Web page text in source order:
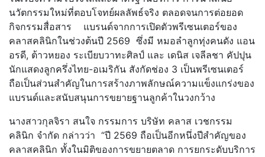
นวัตกรรมใหม่ที่ตอบโจทย์ผลลัพธ์จริง ตลอดจนการต่อยอด
กิจกรรมสื่อสาร แบรนด์จากการเปิดตัวพรีเซนเตอร์ของ
คลาสคลินิกในช่วงต้นปี 2569 ซึ่งมี หมอลำลูกทุ่งคนดัง แอน
อรดี, ต้าวหยอง ระเบียบวาทะศิลป์ และ เดนิส เจลีลชา คัปปุน
นักแสดงลูกครึ่งไทย-อเมริกัน สังกัดช่อง 3 เป็นพรีเซนเตอร์
ถือเป็นส่วนสำคัญในการสร้างภาพลักษณ์ความแข็งแกร่งของ
แบรนด์และสนับสนุนการขยายฐานลูกค้าในวงกว้าง
นางสาวกุลจิรา สนใจ กรรมการ บริษัท คลาส เวชกรรม
คลินิก จำกัด กล่าวว่า “ปี 2569 ถือเป็นอีกหนึ่งปีสำคัญของ
คลาสคลินิก ทั้งในมิติของการขยายตลาด การยกระดับบริการ